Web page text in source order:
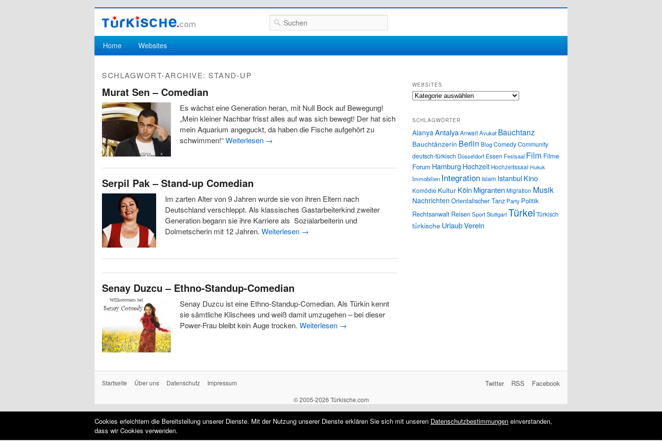
Suchen
Hauptmenü
Zum Inhalt wechseln
Zum sekundären Inhalt wechseln
Home Websites
SCHLAGWORT-ARCHIVE: STAND-UP
Murat Sen – Comedian
Es wächst eine Generation heran, mit Null Bock auf Bewegung!
„Mein kleiner Nachbar frisst alles auf was sich bewegt! Der hat sich
mein Aquarium angeguckt, da haben die Fische aufgehört zu
schwimmen!“Weiterlesen →
Serpil Pak – Stand-up Comedian
Im zarten Alter von 9 Jahren wurde sie von ihren Eltern nach
Deutschland verschleppt. Als klassisches Gastarbeiterkind zweiter
Generation begann sie ihre Karriere als Sozialarbeiterin und
Dolmetscherin mit 12 Jahren. Weiterlesen →
Senay Duzcu – Ethno-Standup-Comedian
Senay Duzcu ist eine Ethno-Standup-Comedian. Als Türkin kennt
sie sämtliche Klischees und weiß damit umzugehen – bei dieser
Power-Frau bleibt kein Auge trocken. Weiterlesen →
WEBSITES
Websites
SCHLAGWÖRTER
Alanya AntalyaAnwaltAvukat Bauchtanz
Bauchtänzerin Berlin BlogComedyCommunity
deutsch-türkisch Düsseldorf Essen Festsaal Film Filme
Forum Hamburg Hochzeit Hochzeitssaal Hukuk
Immobilien Integration Islam IstanbulKino
Komödie Kultur Köln MigrantenMigration Musik
Nachrichten Orientalischer Tanz Party Politik
Rechtsanwalt ReisenSportStuttgartTürkeiTürkisch
türkische UrlaubVerein
Startseite Über uns Datenschutz Impressum Facebook
RSS
Twitter
© 2005-2026 Türkische.com
Cookies erleichtern die Bereitstellung unserer Dienste. Mit der Nutzung unserer Dienste erklären Sie sich mit unseren Datenschutzbestimmungen einverstanden,
dass wir Cookies verwenden.